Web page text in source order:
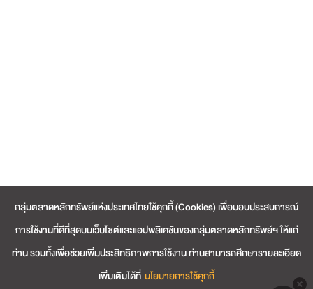
กลุ่มตลาดหลักทรัพย์แห่งประเทศไทยใช้คุกกี้ (Cookies) เพื่อมอบประสบการณ์
การใช้งานที่ดีที่สุดบนเว็บไซต์และแอปพลิเคชันของกลุ่มตลาดหลักทรัพย์ฯ ให้แก่
ท่าน รวมทั้งเพื่อช่วยเพิ่มประสิทธิภาพการใช้งาน ท่านสามารถศึกษารายละเอียด
เพิ่มเติมได้ที่ นโยบายการใช้คุกกี้